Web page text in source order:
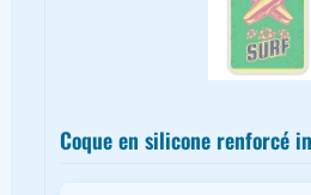
Coque en silicone renforcé